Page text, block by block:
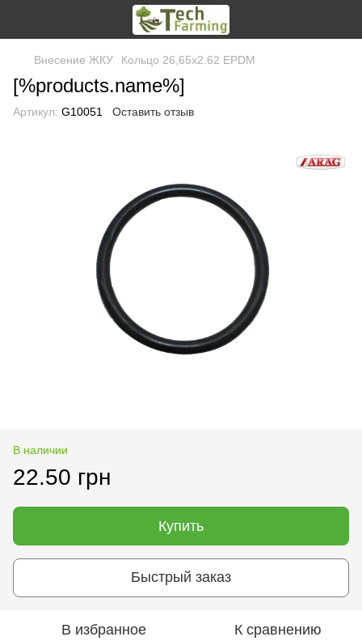
Внесение ЖКУ Кольцо 26,65х2.62 EPDM
[%products.name%]
Артикул: G10051 Оставить отзыв
В наличии
22.50 грн
Купить
Быстрый заказ
В избранное К сравнению